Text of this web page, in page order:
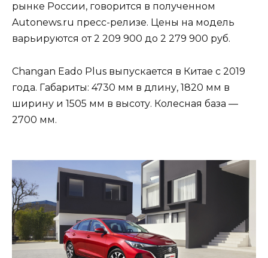
рынке России, говорится в полученном
Autonews.ru пресс-релизе. Цены на модель
варьируются от 2 209 900 до 2 279 900 руб.
Changan Eado Plus выпускается в Китае с 2019
года. Габариты: 4730 мм в длину, 1820 мм в
ширину и 1505 мм в высоту. Колесная база —
2700 мм.